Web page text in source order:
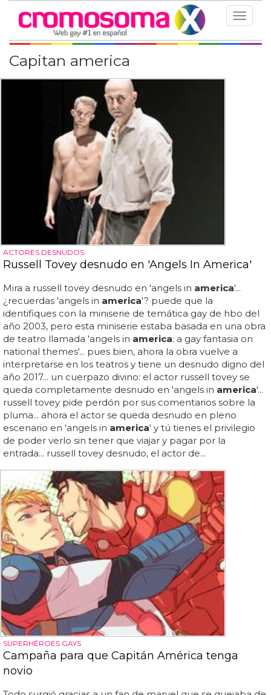
Toggle
Capitan america
ACTORES DESNUDOS
Russell Tovey desnudo en 'Angels In America'
Mira a russell tovey desnudo en 'angels in america'...
¿recuerdas 'angels in america'? puede que la
identifiques con la miniserie de temática gay de hbo del
año 2003, pero esta miniserie estaba basada en una obra
de teatro llamada 'angels in america: a gay fantasia on
national themes'... pues bien, ahora la obra vuelve a
interpretarse en los teatros y tiene un desnudo digno del
año 2017... un cuerpazo divino: el actor russell tovey se
queda completamente desnudo en 'angels in america'...
russell tovey pide perdón por sus comentarios sobre la
pluma... ahora el actor se queda desnudo en pleno
escenario en 'angels in america' y tú tienes el privilegio
de poder verlo sin tener que viajar y pagar por la
entrada... russell tovey desnudo, el actor de...
SUPERHÉROES GAYS
Campaña para que Capitán América tenga
novio